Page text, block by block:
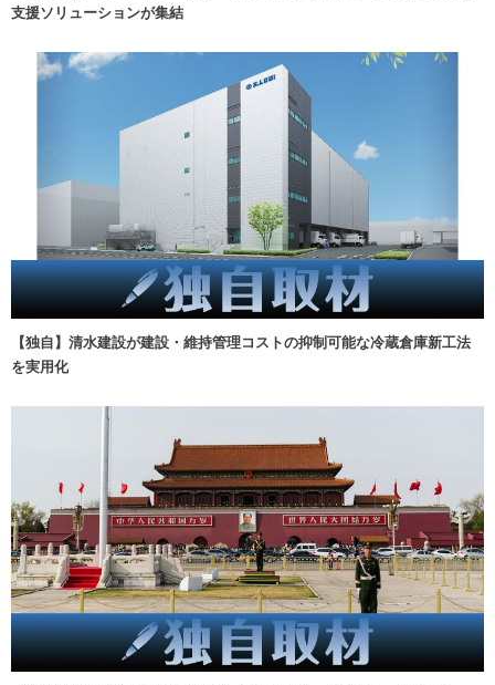
支援ソリューションが集結
【独自】清水建設が建設・維持管理コストの抑制可能な冷蔵倉庫新工法
を実用化